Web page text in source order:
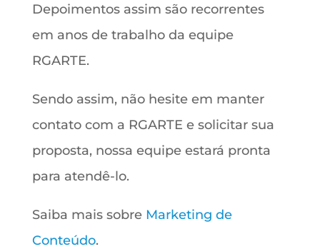
Depoimentos assim são recorrentes
em anos de trabalho da equipe
RGARTE.
Sendo assim, não hesite em manter
contato com a RGARTE e solicitar sua
proposta, nossa equipe estará pronta
para atendê-lo.
Saiba mais sobre Marketing de
Conteúdo.